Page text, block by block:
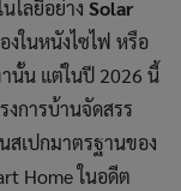
โลยีอย่าง Solar
งในหนังไซไฟ หรือ
านั้น แต่ในปี 2026 นี้
งการบ้านจัดสรร
สเปกมาตรฐานของ
Home ในอดีต